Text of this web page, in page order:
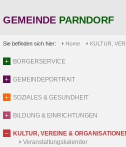
GEMEINDE PARNDORF
Sie befinden sich hier: Home KULTUR,
BÜRGERSERVICE
GEMEINDEPORTRAIT
SOZIALES & GESUNDHEIT
BILDUNG & EINRICHTUNGEN
KULTUR, VEREINE &
Veranstaltungskalender